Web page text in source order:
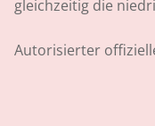
gleichzeitig die
Autorisierter